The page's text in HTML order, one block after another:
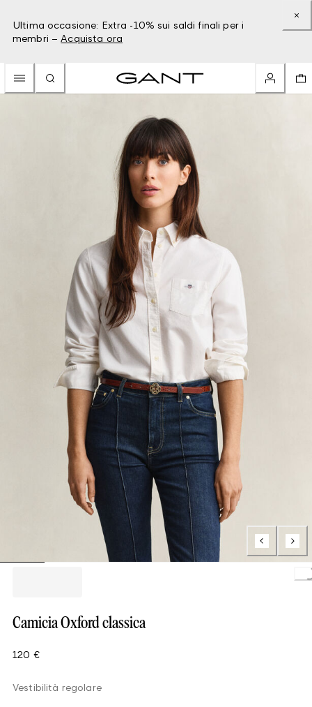
Ultima occasione: Extra -10% sui saldi finali per i
membri – Acquista ora
Camicia Oxford classica
120 €
Vestibilità regolare